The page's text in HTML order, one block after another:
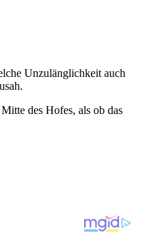
Unzulänglichkeit auch
des Hofes, als ob das